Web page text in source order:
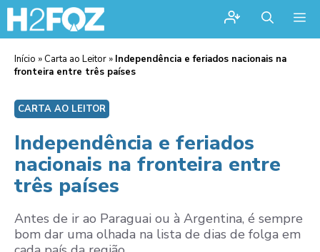
Início » Carta ao Leitor » Independência e feriados nacionais na
fronteira entre três países
CARTA AO LEITOR
Independência e feriados
nacionais na fronteira entre
três países
Antes de ir ao Paraguai ou à Argentina, é sempre
bom dar uma olhada na lista de dias de folga em